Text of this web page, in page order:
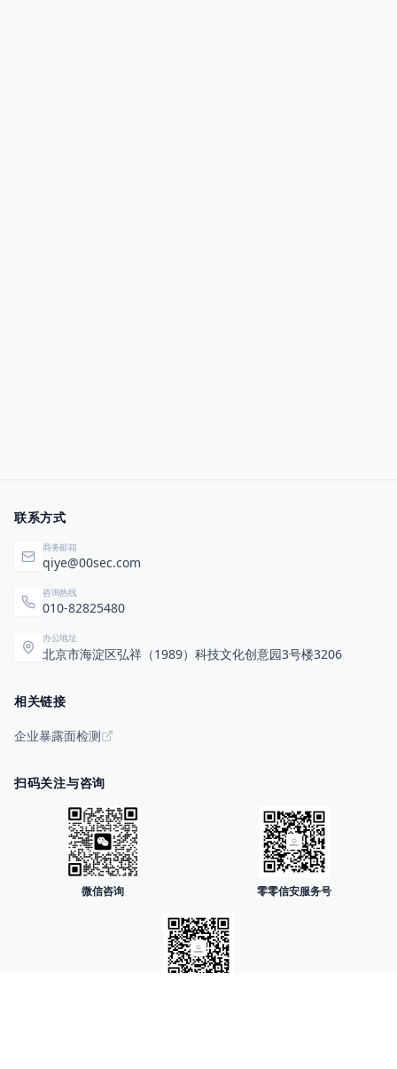
联系方式
商务邮箱
qiye@00sec.com
咨询热线
010-82825480
办公地址
北京市海淀区弘祥（1989）科技文化创意园3号楼3206
相关链接
企业暴露面检测
扫码关注与咨询
微信咨询 零零信安服务号